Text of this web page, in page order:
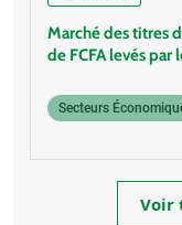
Marché des titres
de FCFA levés par
Secteurs
Voir